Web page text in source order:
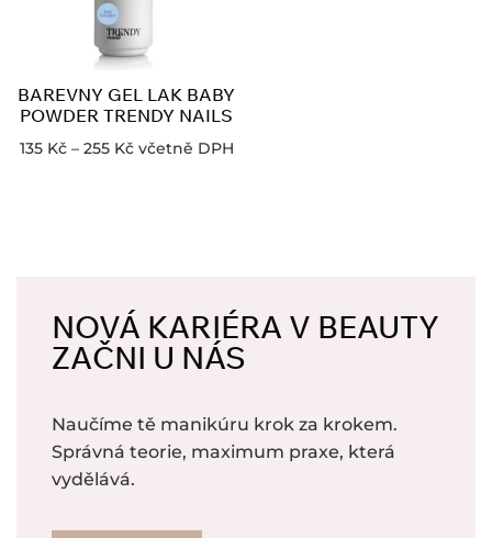
BAREVNY GEL LAK BABY
POWDER TRENDY NAILS
135 Kč – 255 Kč včetně DPH
NOVÁ KARIÉRA V BEAUTY
ZAČNI U NÁS
Naučíme tě manikúru krok za krokem.
Správná teorie, maximum praxe, která
vydělává.